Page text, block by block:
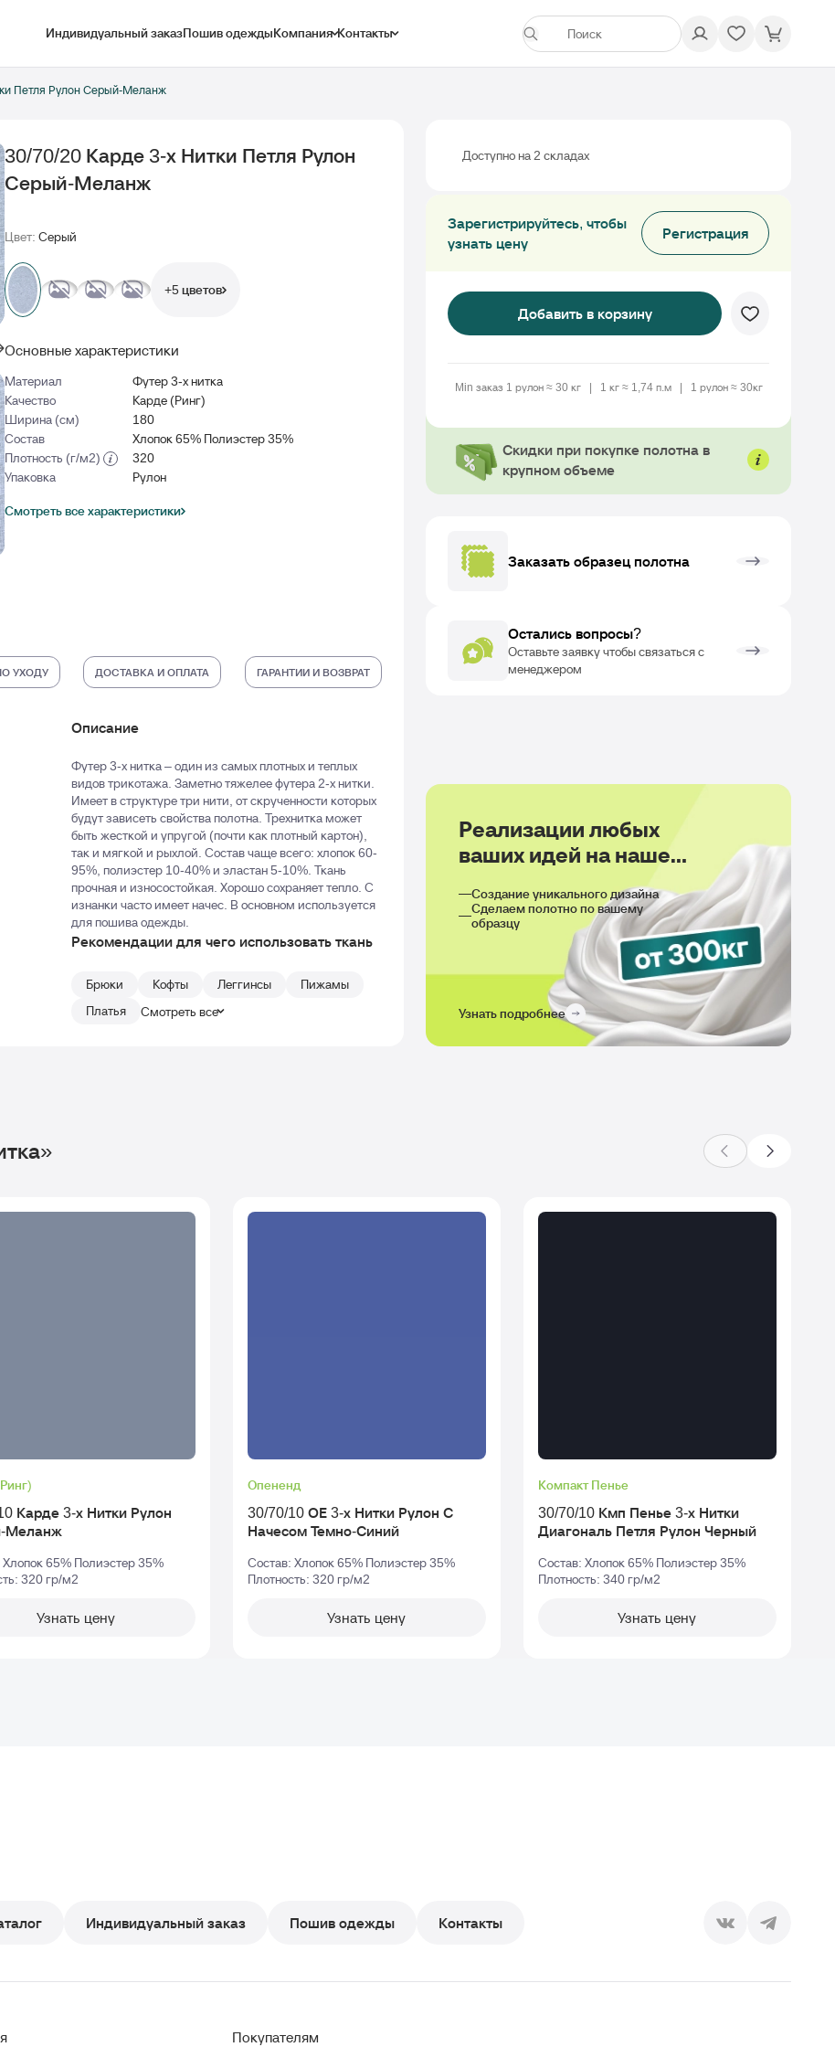
Индивидуальный заказПошив одеждыКомпания Контакты
Петля Рулон Серый-Меланж
30/70/20 Карде 3-х Нитки Петля Рулон
Серый-Меланж
Цвет: Серый
+5 цветов
Основные характеристики
Материал
Футер 3-х нитка
Качество
Карде (Ринг)
Ширина (см)
180
Состав
Хлопок 65% Полиэстер 35%
Плотность (г/м2)
320
Упаковка
Рулон
Смотреть все характеристики
УХОДУ ДОСТАВКА И ОПЛАТА ГАРАНТИИ И ВОЗВРАТ
Описание
Футер 3-х нитка – один из самых плотных и теплых
видов трикотажа. Заметно тяжелее футера 2-х нитки.
Имеет в структуре три нити, от скрученности которых
будут зависеть свойства полотна. Трехнитка может
быть жесткой и упругой (почти как плотный картон),
так и мягкой и рыхлой. Состав чаще всего: хлопок 60-
95%, полиэстер 10-40% и эластан 5-10%. Ткань
прочная и износостойкая. Хорошо сохраняет тепло. С
изнанки часто имеет начес. В основном используется
для пошива одежды.
Рекомендации для чего использовать ткань
Брюки Кофты Леггинсы
Пижамы
Платья
Смотреть все
Доступно на 2 cкладах
Зарегистрируйтесь, чтобы
узнать цену
Регистрация
Добавить в корзину
Min заказ 1 рулон ≈ 30 кг 1 кг ≈ 1,74 п.м 1 рулон ≈ 30кг
Скидки при покупке полотна в
крупном объеме
Заказать образец полотна
Остались вопросы?
Оставьте заявку чтобы связаться с
менеджером
Реализации любых
ваших идей на нашем
Создание уникального дизайна
Сделаем полотно по вашему
образцу
Узнать подробнее
Карде 3-х Нитки Рулон
Меланж
Хлопок 65% Полиэстер 35%
320 гр/м2
Узнать цену
Опененд
30/70/10 ОЕ 3-х Нитки Рулон С
Начесом Темно-Синий
Состав: Хлопок 65% Полиэстер 35%
Плотность: 320 гр/м2
Узнать цену
Компакт Пенье
30/70/10 Кмп Пенье 3-х Нитки
Диагональ Петля Рулон Черный
Состав: Хлопок 65% Полиэстер 35%
Плотность: 340 гр/м2
Узнать цену
Индивидуальный заказ Пошив одежды Контакты
Покупателям